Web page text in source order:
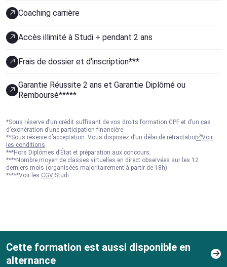
Coaching carrière
Accès illimité à Studi + pendant 2 ans
Frais de dossier et d'inscription***
Garantie Réussite 2 ans et Garantie Diplômé ou
Remboursé*****
*Sous réserve d’un crédit suffisant de vos droits formation CPF et d’un cas
d’exonération d’une participation financière.
**Sous réserve d’acceptation. Vous disposez d’un délai de rétractation.Voir
les conditions
***Hors Diplômes d’État et préparation aux concours.
****Nombre moyen de classes virtuelles en direct observées sur les 12
derniers mois (organisées majoritairement à partir de 18h)
*****Voir les CGV Studi
Cette formation est aussi disponible en
alternance